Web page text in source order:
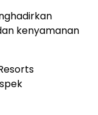
kenyamanan